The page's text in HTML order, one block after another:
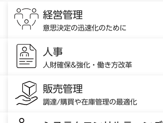
経営管理
意思決定の迅速化のために
人事
人財確保&強化・働き方改革
販売管理
調達/購買や在庫管理の最適化